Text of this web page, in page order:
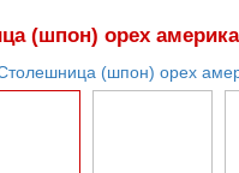
(шпон) орех